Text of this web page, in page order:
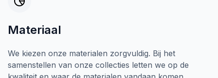
Materiaal
We kiezen onze materialen zorgvuldig. Bij het
samenstellen van onze collecties letten we op de